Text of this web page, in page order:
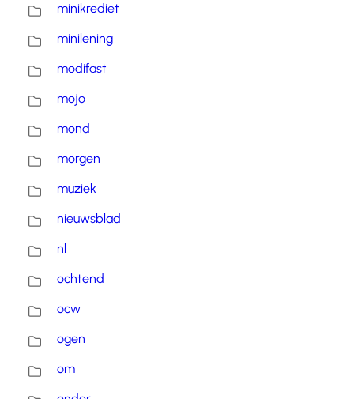
minikrediet
minilening
modifast
mojo
mond
morgen
muziek
nieuwsblad
nl
ochtend
ocw
ogen
om